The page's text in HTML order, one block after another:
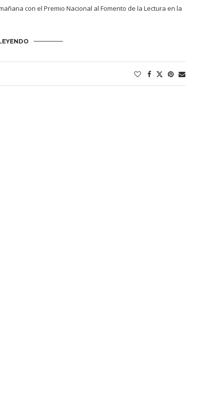
con el Premio Nacional al Fomento de la Lectura en la